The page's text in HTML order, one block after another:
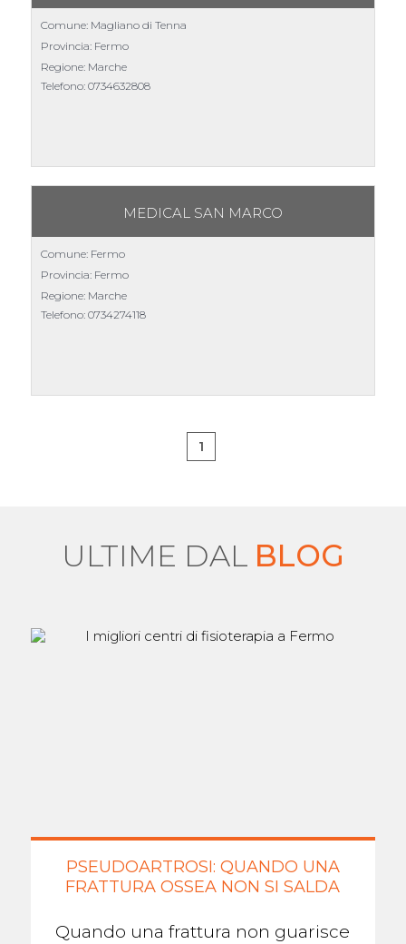
Comune: Magliano di Tenna
Provincia: Fermo
Regione: Marche
Telefono: 0734632808
MEDICAL SAN MARCO
Comune: Fermo
Provincia: Fermo
Regione: Marche
Telefono: 0734274118
1
ULTIME DAL BLOG
PSEUDOARTROSI: QUANDO UNA
FRATTURA OSSEA NON SI SALDA
Quando una frattura non guarisce